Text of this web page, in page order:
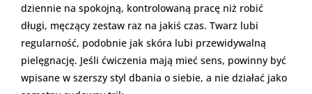
dziennie na spokojną, kontrolowaną pracę niż robić
długi, męczący zestaw raz na jakiś czas. Twarz lubi
regularność, podobnie jak skóra lubi przewidywalną
pielęgnację. Jeśli ćwiczenia mają mieć sens, powinny być
wpisane w szerszy styl dbania o siebie, a nie działać jako